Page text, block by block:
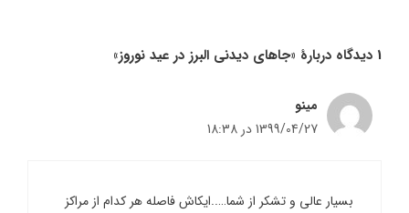
1 دیدگاه دربارهٔ «جاهای دیدنی البرز در عید نوروز»
مینو
1399/04/27 در 18:38
بسیار عالی و تشکر از شما…..ایکاش فاصله هر کدام از مراکز